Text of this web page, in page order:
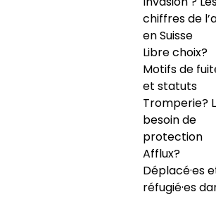
chiffres de
en Suisse
Libre choix?
Motifs de
et statuts
Tromperie?
besoin de
protection
Afflux?
Déplacé·es
réfugié·es